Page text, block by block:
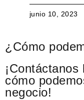
junio 10, 2023
¿Cómo
cómo
negocio!